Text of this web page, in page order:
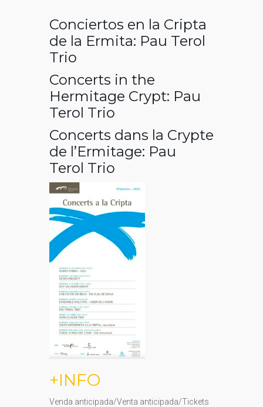
Conciertos en la Cripta
de la Ermita: Pau Terol
Trio
Concerts in the
Hermitage Crypt: Pau
Terol Trio
Concerts dans la Crypte
de l’Ermitage: Pau
Terol Trio
+INFO
Venda anticipada/Venta anticipada/Tickets